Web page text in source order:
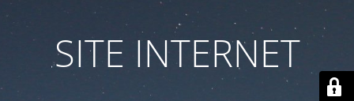
SITE INTERNET